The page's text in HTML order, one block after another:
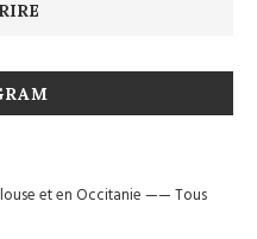
et en Occitanie——Tous